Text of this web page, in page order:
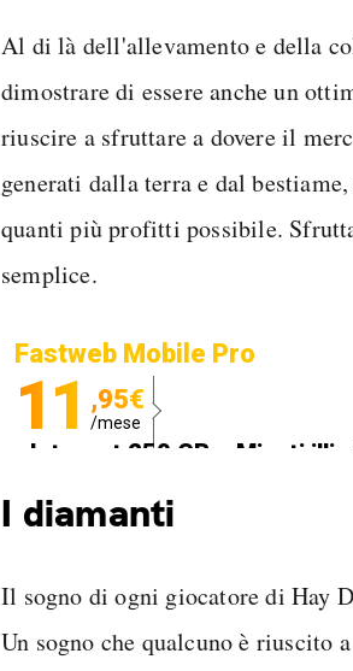
Al di là dell'allevamento e della
dimostrare di essere anche un
riuscire a sfruttare a dovere il
generati dalla terra e dal
quanti più profitti possibile.
semplice.
Fastweb Mobile Pro
11 ,95€
/mese
Internet 250 GB e Minuti
I diamanti
Il sogno di ogni giocatore di Hay
Un sogno che qualcuno è riuscito